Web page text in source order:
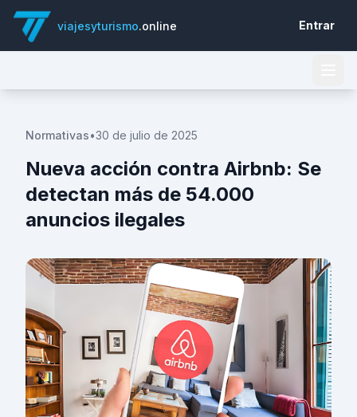
viajesyturismo.online Entrar
Normativas•30 de julio de 2025
Nueva acción contra Airbnb: Se
detectan más de 54.000
anuncios ilegales